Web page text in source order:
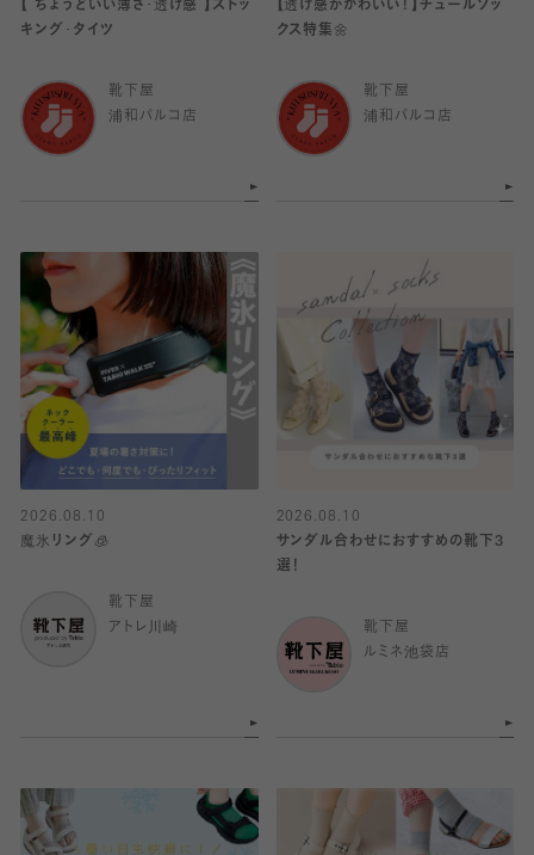
【 ちょうどいい薄さ･透け感 】ストッ
キング･タイツ
靴下屋
浦和パルコ店
【透け感がかわいい！】チュールソッ
クス特集🌼
靴下屋
浦和パルコ店
2026.08.10
魔氷リング🧊
靴下屋
アトレ川崎
2026.08.10
サンダル合わせにおすすめの靴下3
選！
靴下屋
ルミネ池袋店